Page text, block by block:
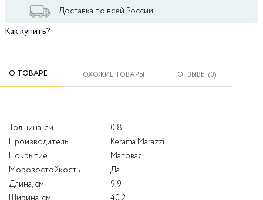
Доставка по всей России
Как купить?
О ТОВАРЕ ПОХОЖИЕ ТОВАРЫ ОТЗЫВЫ (0)
Толщина, см
0.8
Производитель
Kerama Marazzi
Покрытие
Матовая
Морозостойкость
Да
Длина, см
9.9